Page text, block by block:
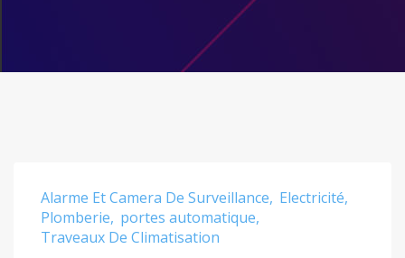
Alarme Et Camera De Surveillance Electricité
Plomberie portes automatique
Traveaux De Climatisation